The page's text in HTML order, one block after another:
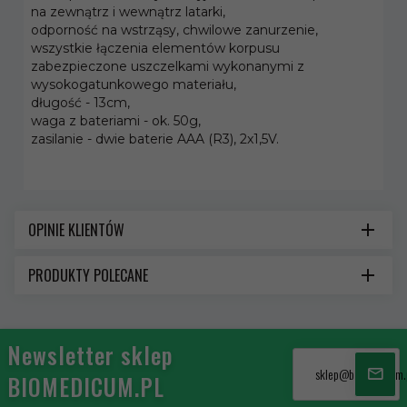
na zewnątrz i wewnątrz latarki,
odporność na wstrząsy, chwilowe zanurzenie,
wszystkie łączenia elementów korpusu
zabezpieczone uszczelkami wykonanymi z
wysokogatunkowego materiału,
długość - 13cm,
waga z bateriami - ok. 50g,
zasilanie - dwie baterie AAA (R3), 2x1,5V.
OPINIE KLIENTÓW
PRODUKTY POLECANE
Newsletter sklep
BIOMEDICUM.PL